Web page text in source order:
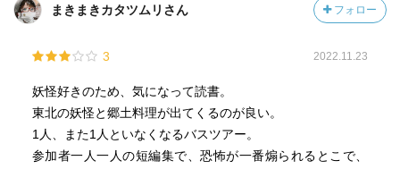
まきまきカタツムリさん フォロー
3 2022.11.23
妖怪好きのため、気になって読書。
東北の妖怪と郷土料理が出てくるのが良い。
1人、また1人といなくなるバスツアー。
参加者一人一人の短編集で、恐怖が一番煽られるとこで、